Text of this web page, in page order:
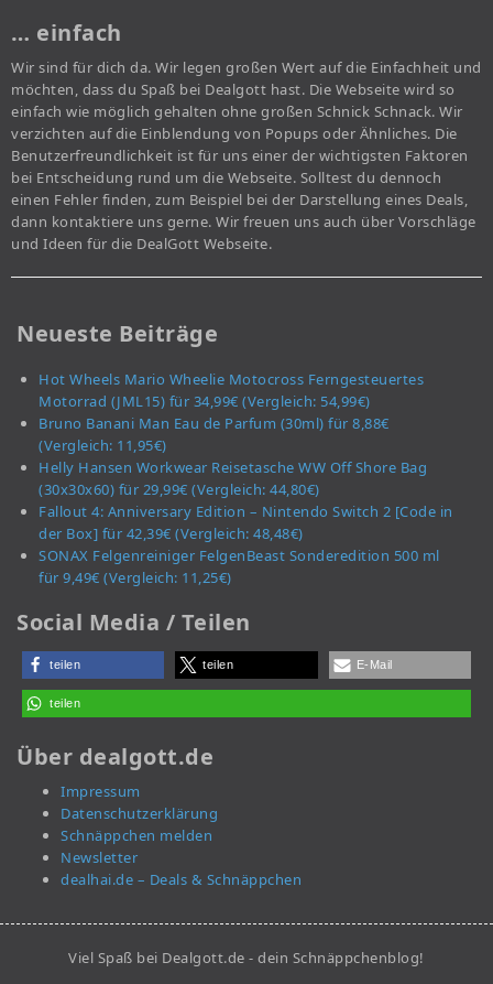
… einfach
Wir sind für dich da. Wir legen großen Wert auf die Einfachheit und
möchten, dass du Spaß bei Dealgott hast. Die Webseite wird so
einfach wie möglich gehalten ohne großen Schnick Schnack. Wir
verzichten auf die Einblendung von Popups oder Ähnliches. Die
Benutzerfreundlichkeit ist für uns einer der wichtigsten Faktoren
bei Entscheidung rund um die Webseite. Solltest du dennoch
einen Fehler finden, zum Beispiel bei der Darstellung eines Deals,
dann kontaktiere uns gerne. Wir freuen uns auch über Vorschläge
und Ideen für die DealGott Webseite.
Neueste Beiträge
Hot Wheels Mario Wheelie Motocross Ferngesteuertes
Motorrad (JML15) für 34,99€ (Vergleich: 54,99€)
Bruno Banani Man Eau de Parfum (30ml) für 8,88€
(Vergleich: 11,95€)
Helly Hansen Workwear Reisetasche WW Off Shore Bag
(30x30x60) für 29,99€ (Vergleich: 44,80€)
Fallout 4: Anniversary Edition – Nintendo Switch 2 [Code in
der Box] für 42,39€ (Vergleich: 48,48€)
SONAX Felgenreiniger FelgenBeast Sonderedition 500 ml
für 9,49€ (Vergleich: 11,25€)
Social Media / Teilen
teilen teilen E-Mail
teilen
Über dealgott.de
Impressum
Datenschutzerklärung
Schnäppchen melden
Newsletter
dealhai.de – Deals & Schnäppchen
Viel Spaß bei Dealgott.de - dein Schnäppchenblog!